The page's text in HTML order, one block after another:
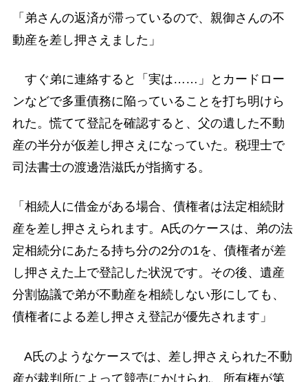
「弟さんの返済が滞っているので、親御さんの不
動産を差し押さえました」
すぐ弟に連絡すると「実は……」とカードロー
ンなどで多重債務に陥っていることを打ち明けら
れた。慌てて登記を確認すると、父の遺した不動
産の半分が仮差し押さえになっていた。税理士で
司法書士の渡邊浩滋氏が指摘する。
「相続人に借金がある場合、債権者は法定相続財
産を差し押さえられます。A氏のケースは、弟の法
定相続分にあたる持ち分の2分の1を、債権者が差
し押さえた上で登記した状況です。その後、遺産
分割協議で弟が不動産を相続しない形にしても、
債権者による差し押さえ登記が優先されます」
A氏のようなケースでは、差し押さえられた不動
産が裁判所によって競売にかけられ、所有権が第